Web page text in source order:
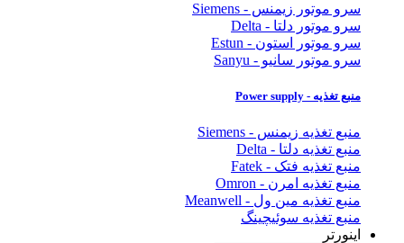
سرو موتور زیمنس - Siemens
سرو موتور دلتا - Delta
سرو موتور استون - Estun
سرو موتور سانیو - Sanyu
منبع تغذیه - Power supply
منبع تغذیه زیمنس - Siemens
منبع تغذیه دلتا - Delta
منبع تغذیه فتک - Fatek
منبع تغذیه امرن - Omron
منبع تغذیه مین ول - Meanwell
منبع تغذیه سوئیچینگ
اینورتر